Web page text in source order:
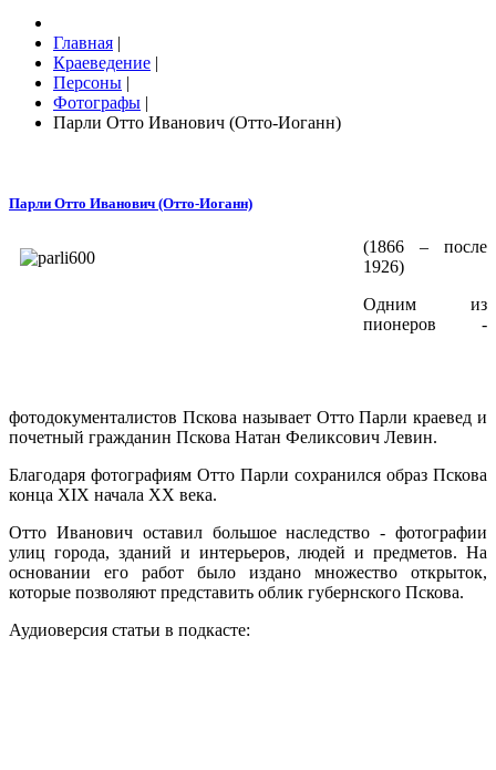
Главная |
Краеведение |
Персоны |
Фотографы |
Парли Отто Иванович (Отто-Иоганн)
Парли Отто Иванович (Отто-Иоганн)
(1866 – после
1926)
Одним из
пионеров -
фотодокументалистов Пскова называет Отто Парли краевед и
почетный гражданин Пскова Натан Феликсович Левин.
Благодаря фотографиям Отто Парли сохранился образ Пскова
конца XIX начала XX века.
Отто Иванович оставил большое наследство - фотографии
улиц города, зданий и интерьеров, людей и предметов. На
основании его работ было издано множество открыток,
которые позволяют представить облик губернского Пскова.
Аудиоверсия статьи в подкасте: